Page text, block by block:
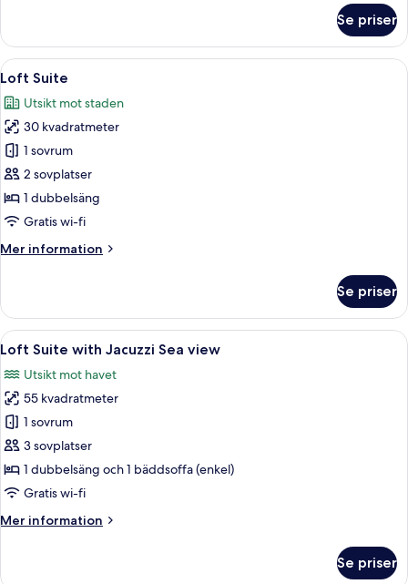
Suite
with
Jacuzzi
view
Se priser
Öppna
alla
foton
för
Loft
Suite
Ett modernt sovrum med en stor
9
Loft Suite
Utsikt mot staden
30 kvadratmeter
1 sovrum
2 sovplatser
1 dubbelsäng
Gratis wi-fi
Mer information
Mer
Suite
Se priser
Öppna
alla
foton
för
Loft
Suite
with
Jacuzzi
view
Ett rymligt vardagsrum med en stor
16
Loft Suite with Jacuzzi Sea view
Utsikt mot havet
55 kvadratmeter
1 sovrum
3 sovplatser
1 dubbelsäng och 1 bäddsoffa (enkel)
Gratis wi-fi
Mer information
Mer
Se priser